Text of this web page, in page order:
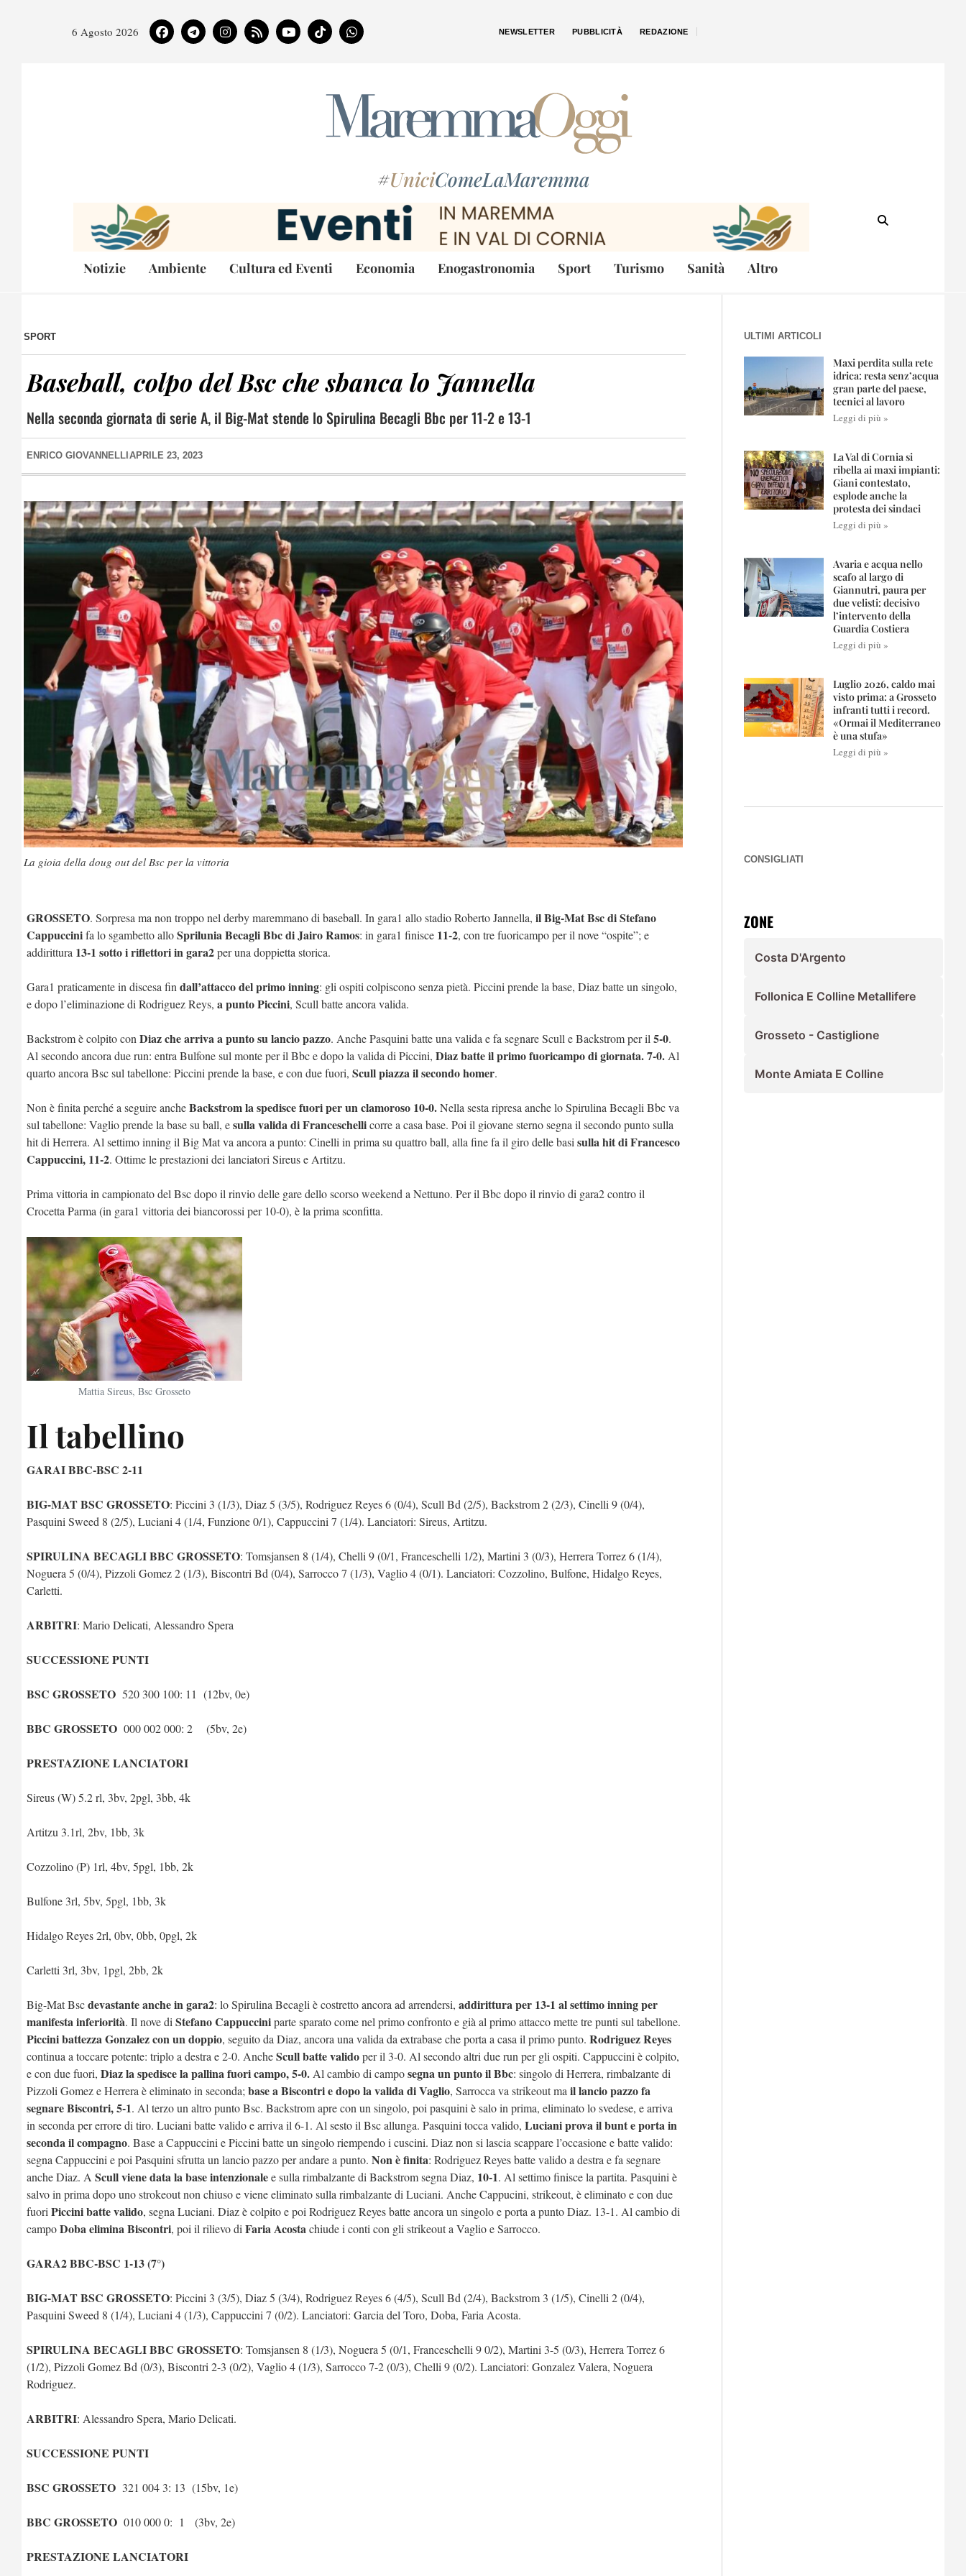
6 Agosto 2026 NEWSLETTER PUBBLICITÀ REDAZIONE
#UniciComeLaMaremma
Notizie Ambiente Cultura ed Eventi Economia Enogastronomia Sport Turismo Sanità Altro
SPORT
Baseball, colpo del Bsc che sbanca lo Jannella
Nella seconda giornata di serie A, il Big-Mat stende lo Spirulina Becagli Bbc per 11-2 e 13-1
ENRICO GIOVANNELLI APRILE 23, 2023
La gioia della doug out del Bsc per la vittoria
GROSSETO. Sorpresa ma non troppo nel derby maremmano di baseball. In gara1 allo stadio Roberto Jannella, il Big-Mat Bsc di Stefano
Cappuccinifa lo sgambetto alloSprilunia Becagli Bbc di Jairo Ramos: in gara1 finisce 11-2, con tre fuoricampo per il nove “ospite”; e
addirittura 13-1 sotto i riflettori in gara2per una doppietta storica.
Gara1 praticamente in discesa fin dall’attacco del primo inning: gli ospiti colpiscono senza pietà. Piccini prende la base, Diaz batte un singolo,
e dopo l’eliminazione di Rodriguez Reys, a punto Piccini, Scull batte ancora valida.
Backstrom è colpito con Diaz che arriva a punto su lancio pazzo. Anche Pasquini batte una valida e fa segnare Scull e Backstrom per il 5-0.
Al secondo ancora due run: entra Bulfone sul monte per il Bbc e dopo la valida di Piccini, Diaz batteil primo fuoricampo di giornata. 7-0. Al
quarto ancora Bsc sul tabellone: Piccini prende la base, e con due fuori, Scull piazza il secondo homer.
Non è finita perché a seguire ancheBackstrom la spedisce fuori per un clamoroso 10-0.Nella sesta ripresa anche lo Spirulina Becagli Bbc va
sul tabellone: Vaglio prende la base su ball, esulla valida di Franceschellicorre a casa base. Poi il giovane sterno segna il secondo punto sulla
hit di Herrera. Al settimo inning il Big Mat va ancora a punto: Cinelli in prima su quattro ball, alla fine fa il giro delle basi sulla hit di Francesco
Cappuccini, 11-2. Ottime le prestazioni dei lanciatori Sireus e Artitzu.
Prima vittoria in campionato del Bsc dopo il rinvio delle gare dello scorso weekend a Nettuno. Per il Bbc dopo il rinvio di gara2 contro il
Crocetta Parma (in gara1 vittoria dei biancorossi per 10-0), è la prima sconfitta.
Mattia Sireus, Bsc Grosseto
Il tabellino
GARAI BBC-BSC 2-11
BIG-MAT BSC GROSSETO: Piccini 3 (1/3), Diaz 5 (3/5), Rodriguez Reyes 6 (0/4), Scull Bd (2/5), Backstrom 2 (2/3), Cinelli 9 (0/4),
Pasquini Sweed 8 (2/5), Luciani 4 (1/4, Funzione 0/1), Cappuccini 7 (1/4). Lanciatori: Sireus, Artitzu.
SPIRULINA BECAGLI BBC GROSSETO: Tomsjansen 8 (1/4), Chelli 9 (0/1, Franceschelli 1/2), Martini 3 (0/3), Herrera Torrez 6 (1/4),
Noguera 5 (0/4), Pizzoli Gomez 2 (1/3), Biscontri Bd (0/4), Sarrocco 7 (1/3), Vaglio 4 (0/1). Lanciatori: Cozzolino, Bulfone, Hidalgo Reyes,
Carletti.
ARBITRI: Mario Delicati, Alessandro Spera
SUCCESSIONE PUNTI
BSC GROSSETO 520 300 100: 11 (12bv, 0e)
BBC GROSSETO 000 002 000: 2 (5bv, 2e)
PRESTAZIONE LANCIATORI
Sireus (W) 5.2 rl, 3bv, 2pgl, 3bb, 4k
Artitzu 3.1rl, 2bv, 1bb, 3k
Cozzolino (P) 1rl, 4bv, 5pgl, 1bb, 2k
Bulfone 3rl, 5bv, 5pgl, 1bb, 3k
Hidalgo Reyes 2rl, 0bv, 0bb, 0pgl, 2k
Carletti 3rl, 3bv, 1pgl, 2bb, 2k
Big-Mat Bscdevastante anche in gara2: lo Spirulina Becagli è costretto ancora ad arrendersi, addirittura per 13-1 al settimo inning per
manifesta inferiorità. Il nove di Stefano Cappucciniparte sparato come nel primo confronto e già al primo attacco mette tre punti sul tabellone.
Piccini battezza Gonzalez con un doppio, seguito da Diaz, ancora una valida da extrabase che porta a casa il primo punto. Rodriguez Reyes
continua a toccare potente: triplo a destra e 2-0. AncheScull batte validoper il 3-0. Al secondo altri due run per gli ospiti. Cappuccini è colpito,
e con due fuori, Diaz la spedisce la pallina fuori campo, 5-0. Al cambio di camposegna un punto il Bbc: singolo di Herrera, rimbalzante di
Pizzoli Gomez e Herrera è eliminato in seconda; base a Biscontri e dopo la valida di Vaglio, Sarrocca va strikeout ma il lancio pazzo fa
segnare Biscontri, 5-1. Al terzo un altro punto Bsc. Backstrom apre con un singolo, poi pasquini è salo in prima, eliminato lo svedese, e arriva
in seconda per errore di tiro. Luciani batte valido e arriva il 6-1. Al sesto il Bsc allunga. Pasquini tocca valido, Luciani prova il bunt e porta in
seconda il compagno. Base a Cappuccini e Piccini batte un singolo riempendo i cuscini. Diaz non si lascia scappare l’occasione e batte valido:
segna Cappuccini e poi Pasquini sfrutta un lancio pazzo per andare a punto. Non è finita: Rodriguez Reyes batte valido a destra e fa segnare
anche Diaz. A Scull viene data la base intenzionalee sulla rimbalzante di Backstrom segna Diaz, 10-1. Al settimo finisce la partita. Pasquini è
salvo in prima dopo uno strokeout non chiuso e viene eliminato sulla rimbalzante di Luciani. Anche Cappucini, strikeout, è eliminato e con due
fuori Piccini batte valido, segna Luciani. Diaz è colpito e poi Rodriguez Reyes batte ancora un singolo e porta a punto Diaz. 13-1. Al cambio di
campoDoba elimina Biscontri, poi il rilievo di Faria Acostachiude i conti con gli strikeout a Vaglio e Sarrocco.
GARA2 BBC-BSC 1-13 (7°)
BIG-MAT BSC GROSSETO: Piccini 3 (3/5), Diaz 5 (3/4), Rodriguez Reyes 6 (4/5), Scull Bd (2/4), Backstrom 3 (1/5), Cinelli 2 (0/4),
Pasquini Sweed 8 (1/4), Luciani 4 (1/3), Cappuccini 7 (0/2). Lanciatori: Garcia del Toro, Doba, Faria Acosta.
SPIRULINA BECAGLI BBC GROSSETO: Tomsjansen 8 (1/3), Noguera 5 (0/1, Franceschelli 9 0/2), Martini 3-5 (0/3), Herrera Torrez 6
(1/2), Pizzoli Gomez Bd (0/3), Biscontri 2-3 (0/2), Vaglio 4 (1/3), Sarrocco 7-2 (0/3), Chelli 9 (0/2). Lanciatori: Gonzalez Valera, Noguera
Rodriguez.
ARBITRI: Alessandro Spera, Mario Delicati.
SUCCESSIONE PUNTI
BSC GROSSETO 321 004 3: 13 (15bv, 1e)
BBC GROSSETO 010 000 0: 1 (3bv, 2e)
PRESTAZIONE LANCIATORI
ULTIMI ARTICOLI
Maxi perdita sulla rete
idrica: resta senz’acqua
gran parte del paese,
tecnici al lavoro
Leggi di più »
La Val di Cornia si
ribella ai maxi impianti:
Giani contestato,
esplode anche la
protesta dei sindaci
Leggi di più »
Avaria e acqua nello
scafo al largo di
Giannutri, paura per
due velisti: decisivo
l’intervento della
Guardia Costiera
Leggi di più »
Luglio 2026, caldo mai
visto prima: a Grosseto
infranti tutti i record.
«Ormai il Mediterraneo
è una stufa»
Leggi di più »
CONSIGLIATI
ZONE
Costa D'Argento
Follonica E Colline Metallifere
Grosseto - Castiglione
Monte Amiata E Colline